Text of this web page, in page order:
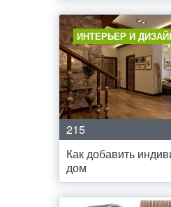
ИНТЕРЬЕР И
215
Как добавить
дом